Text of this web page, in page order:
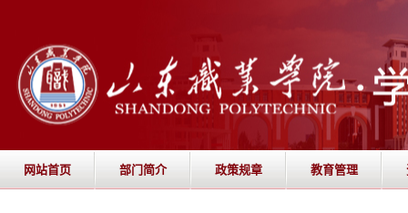
网站首页 部门简介 政策规章 教育管理